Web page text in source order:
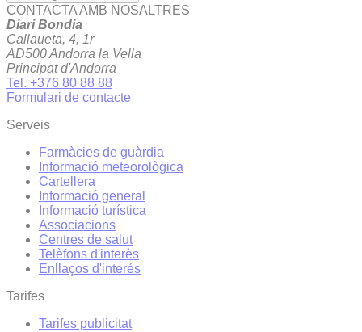
CONTACTA AMB NOSALTRES
Diari Bondia
Callaueta, 4, 1r
AD500 Andorra la Vella
Principat d'Andorra
Tel. +376 80 88 88
Formulari de contacte
Serveis
Farmàcies de guàrdia
Informació meteorològica
Cartellera
Informació general
Informació turística
Associacions
Centres de salut
Telèfons d'interès
Enllaços d'interés
Tarifes
Tarifes publicitat